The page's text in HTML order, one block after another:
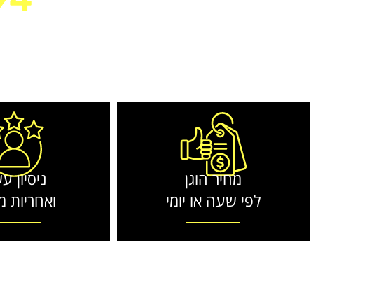
מחיר הוגן
לפי שעה או יומי
ניסיון
ואחריות